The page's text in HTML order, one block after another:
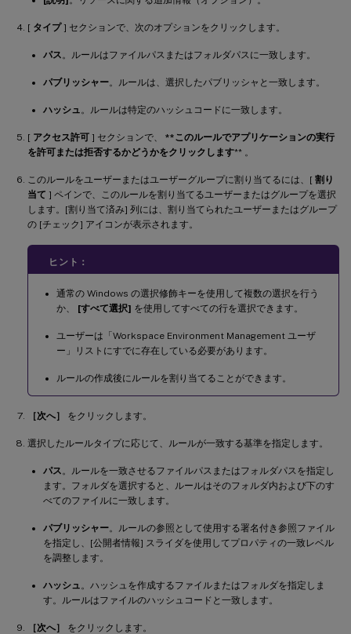
[ タイプ] セクションで、次のオプションをクリックします。
パス 。ルールはファイルパスまたはフォルダパスに一致します。
パブリッシャー。ルールは、選択したパブリッシャと一致します。
ハッシュ 。ルールは特定のハッシュコードに一致します。
[ アクセス許可 ] セクションで、 **このルールでアプリケーションの実行
を許可または拒否するかどうかをクリックします** 。
このルールをユーザーまたはユーザーグループに割り当てるには、[ 割り
当て ] ペインで、このルールを割り当てるユーザーまたはグループを選択
します。[割り当て済み] 列には、割り当てられたユーザーまたはグループ
の [チェック] アイコンが表示されます。
ヒント：
通常の Windows の選択修飾キーを使用して複数の選択を行う
か、 [すべて選択] を使用してすべての行を選択できます。
ユーザーは「Workspace Environment Management ユーザ
ー」リストにすでに存在している必要があります。
ルールの作成後にルールを割り当てることができます。
［次へ］ をクリックします。
選択したルールタイプに応じて、ルールが一致する基準を指定します。
パス 。ルールを一致させるファイルパスまたはフォルダパスを指定し
ます。フォルダを選択すると、ルールはそのフォルダ内および下のす
べてのファイルに一致します。
パブリッシャー。ルールの参照として使用する署名付き参照ファイル
を指定し、[公開者情報] スライダを使用してプロパティの一致レベル
を調整します。
ハッシュ 。ハッシュを作成するファイルまたはフォルダを指定しま
す。ルールはファイルのハッシュコードと一致します。
［次へ］ をクリックします。